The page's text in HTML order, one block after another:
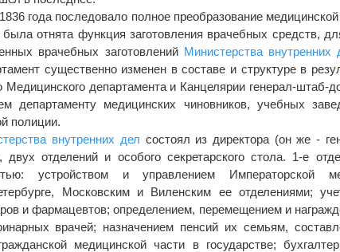
года последовало полное преобразование медицинской
отнята функция заготовления врачебных средств,
врачебных заготовлений Министерства внутренних
существенно изменен в составе и структуре в
Медицинского департамента и Канцелярии генерал-штаб-
департаменту медицинских чиновников, учебных
полиции.
внутренних дел состоял из директора (он же -
двух отделений и особого секретарского стола. 1-е
устройством и управлением Императорской
Московским и Виленским ее отделениями;
и фармацевтов; определением, перемещением и
врачей; назначением пенсий их семьям,
медицинской части в государстве;